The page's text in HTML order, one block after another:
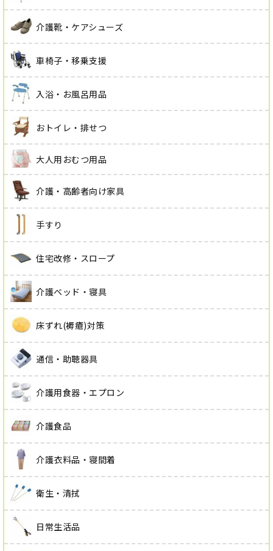
介護靴・ケアシューズ
車椅子・移乗支援
入浴・お風呂用品
おトイレ・排せつ
大人用おむつ用品
介護・高齢者向け家具
手すり
住宅改修・スロープ
介護ベッド・寝具
床ずれ(褥瘡)対策
通信・助聴器具
介護用食器・エプロン
介護食品
介護衣料品・寝間着
衛生・清拭
日常生活品